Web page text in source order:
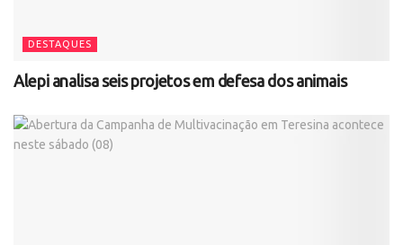
DESTAQUES
Alepi analisa seis projetos em defesa dos animais